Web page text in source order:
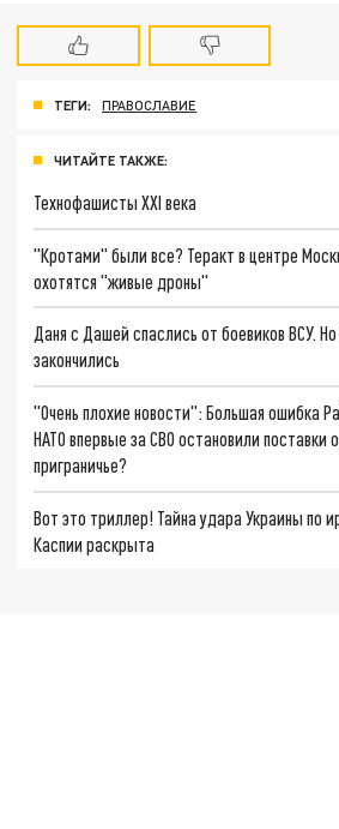
ТЕГИ: ПРАВОСЛАВИЕ
ЧИТАЙТЕ ТАКЖЕ:
Технофашисты XXI века
"Кротами" были все? Теракт в центре
охотятся "живые дроны"
Даня с Дашей спаслись от боевиков ВСУ.
закончились
"Очень плохие новости": Большая ошибка
НАТО впервые за СВО остановили поставки
приграничье?
Вот это триллер! Тайна удара Украины по
Каспии раскрыта